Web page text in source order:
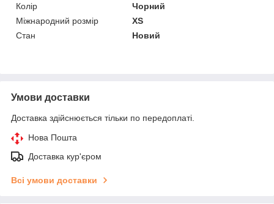
Колір
Чорний
Міжнародний розмір
XS
Стан
Новий
Умови доставки
Доставка здійснюється тільки по передоплаті.
Нова Пошта
Доставка кур'єром
Всі умови доставки